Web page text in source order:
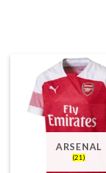
ARSENAL
(21)